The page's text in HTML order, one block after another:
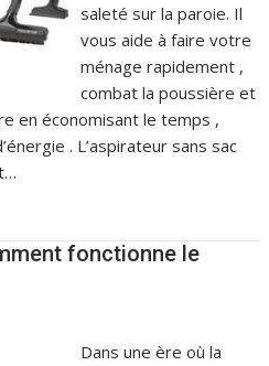
saleté sur la paroie. Il
vous aide à faire votre
ménage rapidement ,
combat la poussière et
en économisant le temps ,
. L’aspirateur sans sac
fonctionne le
Dans une ère où la